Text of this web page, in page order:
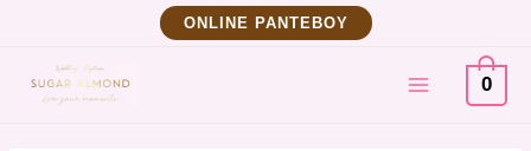
περιεχόμενο
ΟNLINE ΡΑΝΤΕΒΟΥ
MAIN
MENU
0
Κούνια
FIRST